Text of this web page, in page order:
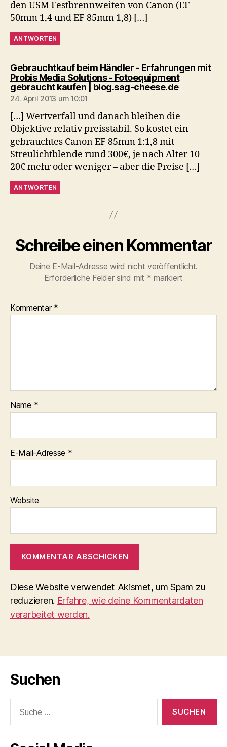
den USM Festbrennweiten von Canon (EF
50mm 1,4 und EF 85mm 1,8) […]
ANTWORTEN
Gebrauchtkauf beim Händler - Erfahrungen mit
Probis Media Solutions - Fotoequipment
gebraucht kaufen | blog.sag-cheese.desagt:
24. April 2013 um 10:01
[…] Wertverfall und danach bleiben die
Objektive relativ preisstabil. So kostet ein
gebrauchtes Canon EF 85mm 1:1,8 mit
Streulichtblende rund 300€, je nach Alter 10-
20€ mehr oder weniger – aber die Preise […]
ANTWORTEN
Schreibe einen Kommentar
Deine E-Mail-Adresse wird nicht veröffentlicht.
Erforderliche Felder sind mit * markiert
Kommentar *
Name *
E-Mail-Adresse *
Website
Diese Website verwendet Akismet, um Spam zu
reduzieren. Erfahre, wie deine Kommentardaten
verarbeitet werden.
Suchen
nach: